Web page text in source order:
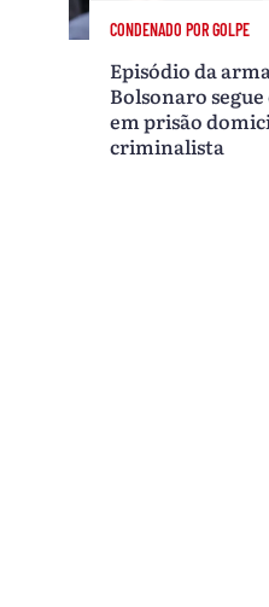
CONDENADO POR GOLPE
Episódio da
Bolsonaro
em prisão
criminalista